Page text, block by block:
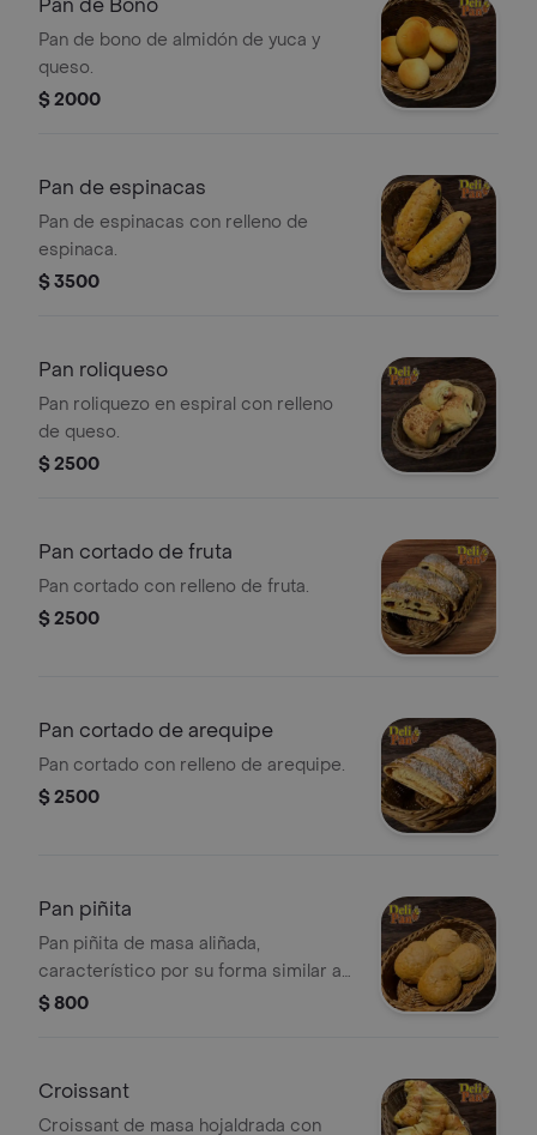
Pan de Bono
Pan de bono de almidón de yuca y
queso.
$ 2000
Pan de espinacas
Pan de espinacas con relleno de
espinaca.
$ 3500
Pan roliqueso
Pan roliquezo en espiral con relleno
de queso.
$ 2500
Pan cortado de fruta
Pan cortado con relleno de fruta.
$ 2500
Pan cortado de arequipe
Pan cortado con relleno de arequipe.
$ 2500
Pan piñita
Pan piñita de masa aliñada,
característico por su forma similar a
una piña.
$ 800
Croissant
Croissant de masa hojaldrada con